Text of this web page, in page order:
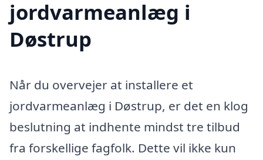
jordvarmeanlæg i
Døstrup
Når du overvejer at installere et
jordvarmeanlæg i Døstrup, er det en klog
beslutning at indhente mindst tre tilbud
fra forskellige fagfolk. Dette vil ikke kun